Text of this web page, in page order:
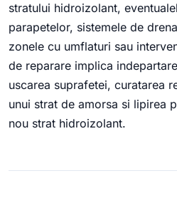
stratului hidroizolant,
parapetelor, sistemele de
zonele cu umflaturi sau
de reparare implica
uscarea suprafetei, curatarea
unui strat de amorsa si lipirea
nou strat hidroizolant.